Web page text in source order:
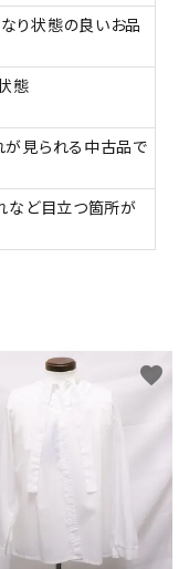
り状態の良いお品
態
が見られる中古品で
など目立つ箇所が
favorite